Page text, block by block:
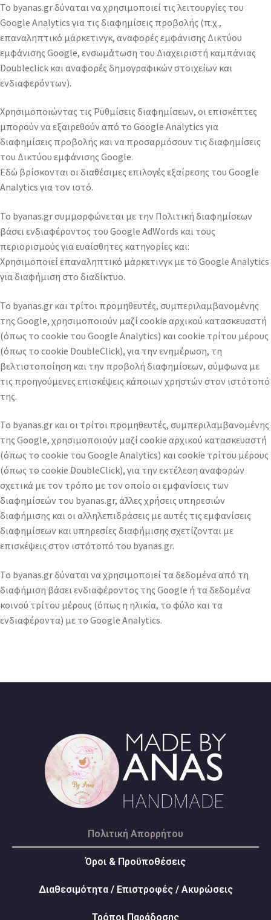
Το byanas.gr δύναται να χρησιμοποιεί τις λειτουργίες του
Google Analytics για τις διαφημίσεις προβολής (π.χ.,
επαναληπτικό μάρκετινγκ, αναφορές εμφάνισης Δικτύου
εμφάνισης Google, ενσωμάτωση του Διαχειριστή καμπάνιας
Doubleclick και αναφορές δημογραφικών στοιχείων και
ενδιαφερόντων).
Χρησιμοποιώντας τις Ρυθμίσεις διαφημίσεων, οι επισκέπτες
μπορούν να εξαιρεθούν από το Google Analytics για
διαφημίσεις προβολής και να προσαρμόσουν τις διαφημίσεις
του Δικτύου εμφάνισης Google.
Εδώ βρίσκονται οι διαθέσιμες επιλογές εξαίρεσης του Google
Analytics για τον ιστό.
Το byanas.gr συμμορφώνεται με την Πολιτική διαφημίσεων
βάσει ενδιαφέροντος του Google AdWords και τους
περιορισμούς για ευαίσθητες κατηγορίες και:
Χρησιμοποιεί επαναληπτικό μάρκετινγκ με το Google Analytics
για διαφήμιση στο διαδίκτυο.
Το byanas.gr και τρίτοι προμηθευτές, συμπεριλαμβανομένης
της Google, χρησιμοποιούν μαζί cookie αρχικού κατασκευαστή
(όπως το cookie του Google Analytics) και cookie τρίτου μέρους
(όπως το cookie DoubleClick), για την ενημέρωση, τη
βελτιστοποίηση και την προβολή διαφημίσεων, σύμφωνα με
τις προηγούμενες επισκέψεις κάποιων χρηστών στον ιστότοπό
της.
Το byanas.gr και οι τρίτοι προμηθευτές, συμπεριλαμβανομένης
της Google, χρησιμοποιούν μαζί cookie αρχικού κατασκευαστή
(όπως το cookie του Google Analytics) και cookie τρίτου μέρους
(όπως το cookie DoubleClick), για την εκτέλεση αναφορών
σχετικά με τον τρόπο με τον οποίο οι εμφανίσεις των
διαφημίσεών του byanas.gr, άλλες χρήσεις υπηρεσιών
διαφήμισης και οι αλληλεπιδράσεις με αυτές τις εμφανίσεις
διαφημίσεων και υπηρεσίες διαφήμισης σχετίζονται με
επισκέψεις στον ιστότοπό του byanas.gr.
Το byanas.gr δύναται να χρησιμοποιεί τα δεδομένα από τη
διαφήμιση βάσει ενδιαφέροντος της Google ή τα δεδομένα
κοινού τρίτου μέρους (όπως η ηλικία, το φύλο και τα
ενδιαφέροντα) με το Google Analytics.
Πολιτική Απορρήτου
Όροι & Προϋποθέσεις
Διαθεσιμότητα / Επιστροφές / Ακυρώσεις
Τρόποι Παράδοσης